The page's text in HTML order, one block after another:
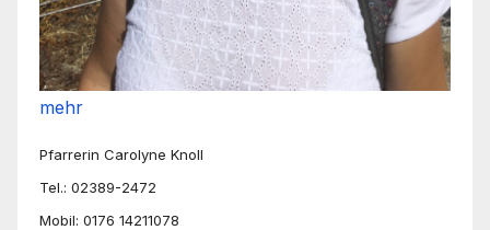
mehr
Pfarrerin Carolyne Knoll
Tel.: 02389-2472
Mobil: 0176 14211078